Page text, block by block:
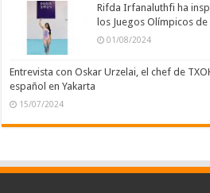
Rifda Irfanaluthfi ha
los Juegos Olímpicos de
01/08/2024
Entrevista con Oskar Urzelai, el chef de
español en Yakarta
15/07/2024